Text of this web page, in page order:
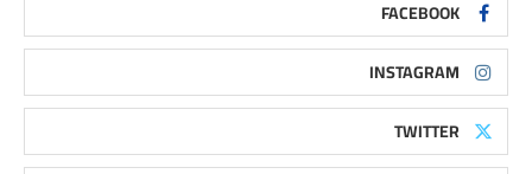
FACEBOOK
INSTAGRAM
TWITTER